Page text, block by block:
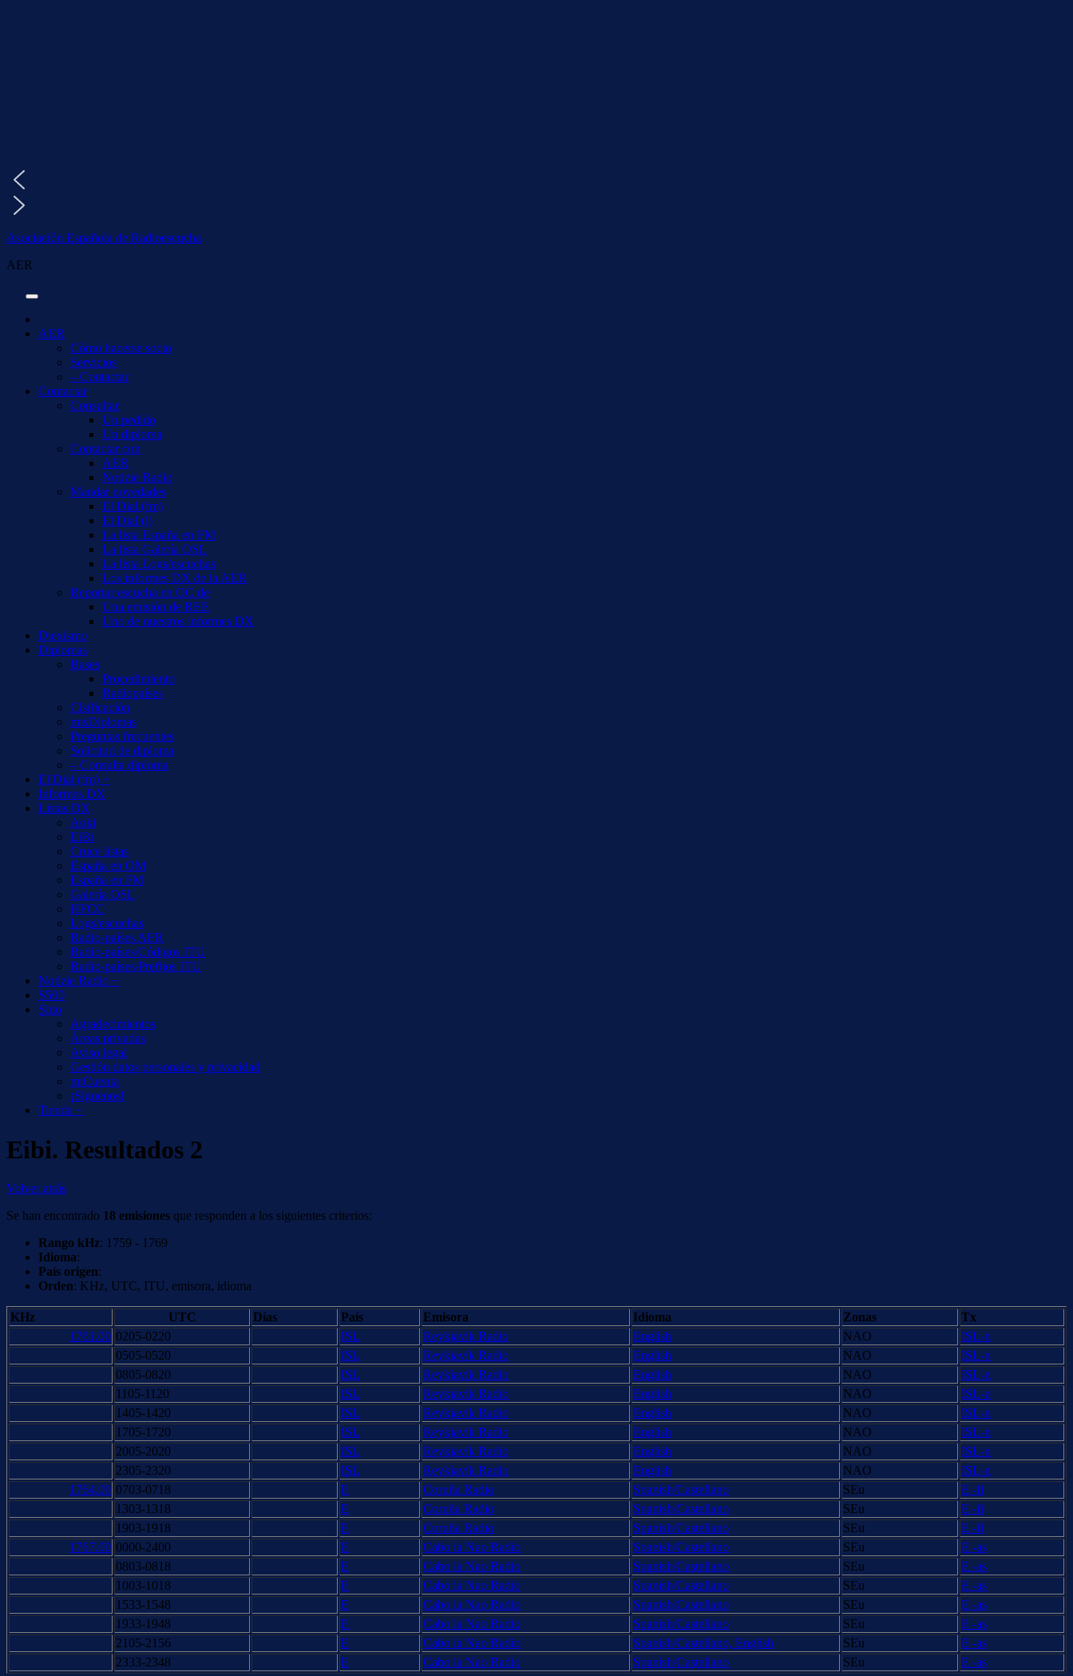
Asociación Española de Radioescucha
AER
AER
Cómo hacerse socio
Servicios
– Contactar
Contactar
Consultar
Un pedido
Un diploma
Contactar con
AER
Notizie Radio
Mandar novedades
El Dial (fm)
El Dial (i)
La lista España en FM
La lista Galería QSL
La lista Logs/escuchas
Los informes DX de la AER
Reportar escucha en OC de
Una emisión de REE
Uno de nuestros informes DX
Diexismo
Diplomas
Bases
Procedimiento
Radiopaíses
Clsificación
misDiplomas
Preguntas frecuentes
Solicitud de diploma
– Consulta diploma
El Dial (fm) +
Informes DX
Listas DX
Aoki
EiBi
Cruce listas
España en OM
España en FM
Galería QSL
HFCC
Logs/escuchas
Radio-países AER
Radio-países/Códigos ITU
Radio-países/Prefijos ITU
Notizie Radio +
S500
Sitio
Agradecimientos
Áreas privadas
Aviso legal
Gestión datos personales y privacidad
miCuenta
¡Síguenos!
Tienda +
Eibi. Resultados 2
Volver atrás
Se han encontrado 18 emisiones que responden a los siguientes criterios:
Rango kHz: 1759 - 1769
Idioma:
País origen:
Orden: KHz, UTC, ITU, emisora, idioma
KHz UTC Días País Emisora Idioma Zonas
Tx
1761.00 0205-0220 ISL Reykjavik Radio English NAO
ISL-n
0505-0520
ISL Reykjavik Radio English NAO
ISL-n
0805-0820
ISL Reykjavik Radio English NAO
ISL-n
1105-1120
ISL Reykjavik Radio English NAO
ISL-n
1405-1420
ISL Reykjavik Radio English NAO
ISL-n
1705-1720
ISL Reykjavik Radio English NAO
ISL-n
2005-2020
ISL Reykjavik Radio English NAO
ISL-n
2305-2320
ISL Reykjavik Radio English NAO
ISL-n
1764.00 0703-0718 E Coruña Radio Spanish/Castellano SEu
E -fi
1303-1318
E Coruña Radio Spanish/Castellano SEu
E -fi
1903-1918
E Coruña Radio Spanish/Castellano SEu
E -fi
1767.00 0000-2400 E Cabo la Nao Radio Spanish/Castellano SEu
E -as
0803-0818
E Cabo la Nao Radio Spanish/Castellano SEu
E -as
1003-1018
E Cabo la Nao Radio Spanish/Castellano SEu
E -as
1533-1548
E Cabo la Nao Radio Spanish/Castellano SEu
E -as
1933-1948
E Cabo la Nao Radio Spanish/Castellano SEu
E -as
2105-2156
E Cabo la Nao Radio Spanish/Castellano, English SEu
E -as
2333-2348
E Cabo la Nao Radio Spanish/Castellano SEu E -as